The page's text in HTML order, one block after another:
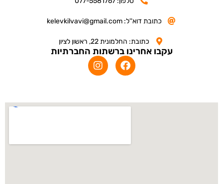
כתובת דוא''ל: kelevkilvavi@gmail.com
כתובת: החלמונית 22, ראשון לציון
עקבו אחרינו ברשתות החברתיות